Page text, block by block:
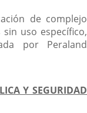
de complejo
uso específico,
por Peraland
Y SEGURIDAD